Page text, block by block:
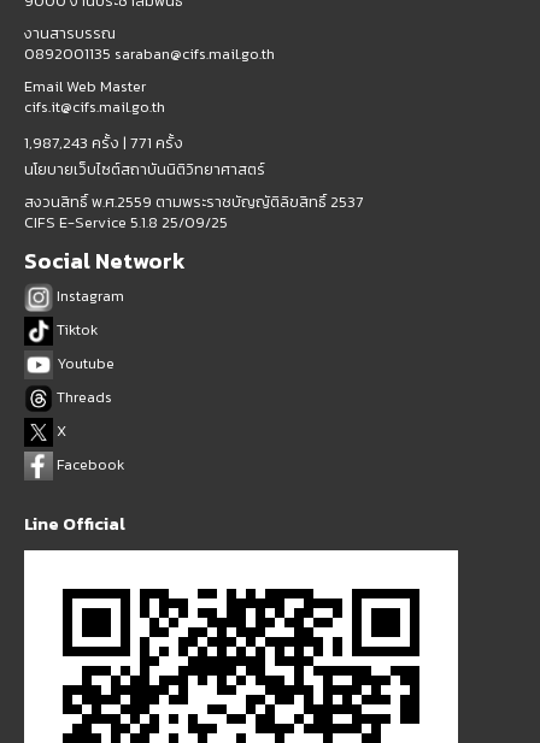
งานสารบรรณ
0892001135 saraban@cifs.mail.go.th
Email Web Master
cifs.it@cifs.mail.go.th
1,987,243 ครั้ง | 771 ครั้ง
นโยบายเว็บไซต์สถาบันนิติวิทยาศาสตร์
สงวนสิทธิ์ พ.ศ.2559 ตามพระราชบัญญัติลิขสิทธิ์ 2537
CIFS E-Service 5.1.8 25/09/25
Social Network
Instagram
Tiktok
Youtube
Threads
X
Facebook
Line Official